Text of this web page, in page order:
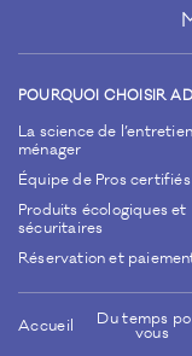
POURQUOI CHOISIR
La science de l’entretien
ménager
Équipe de Pros certifiés
Produits écologiques et
sécuritaires
Réservation et
Accueil Du temps
vous